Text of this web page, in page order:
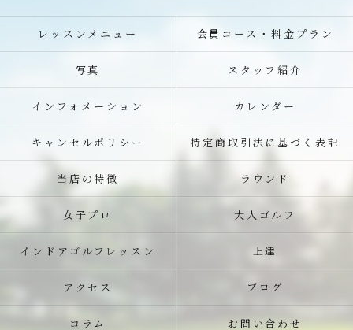
レッスンメニュー 会員コース・料金プラン
写真 スタッフ紹介
インフォメーション カレンダー
キャンセルポリシー 特定商取引法に基づく表記
当店の特徴 ラウンド
女子プロ 大人ゴルフ
インドアゴルフレッスン 上達
アクセス ブログ
コラム お問い合わせ